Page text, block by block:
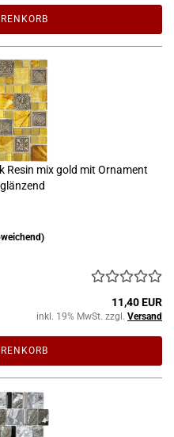
Resin mix gold mit Ornament
11,40 EUR
inkl. 19% MwSt. zzgl. Versand